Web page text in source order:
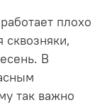
плохо
сквозняки,
В
так важно